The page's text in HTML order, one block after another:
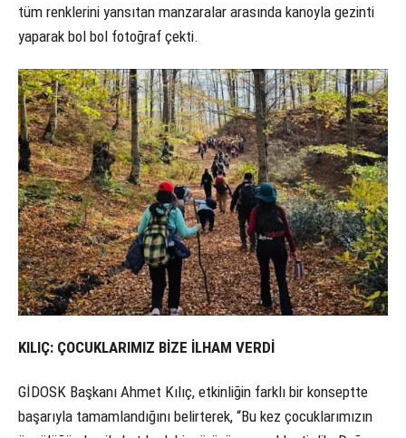
tüm renklerini yansıtan manzaralar arasında kanoyla gezinti
yaparak bol bol fotoğraf çekti.
KILIÇ: ÇOCUKLARIMIZ BİZE İLHAM VERDİ
GİDOSK Başkanı Ahmet Kılıç, etkinliğin farklı bir konseptte
başarıyla tamamlandığını belirterek, “Bu kez çocuklarımızın